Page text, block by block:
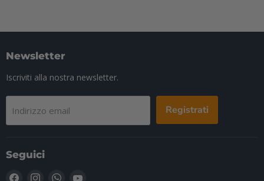
Newsletter
Iscriviti alla nostra newsletter.
Indirizzo email Registrati
Seguici
Trovaci Trovaci Trovaci